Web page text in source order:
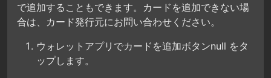
で追加することもできます。カードを追加できない場
合は、カード発行元にお問い合わせください。
ウォレットアプリでカードを追加ボタンnull をタ
ップします。